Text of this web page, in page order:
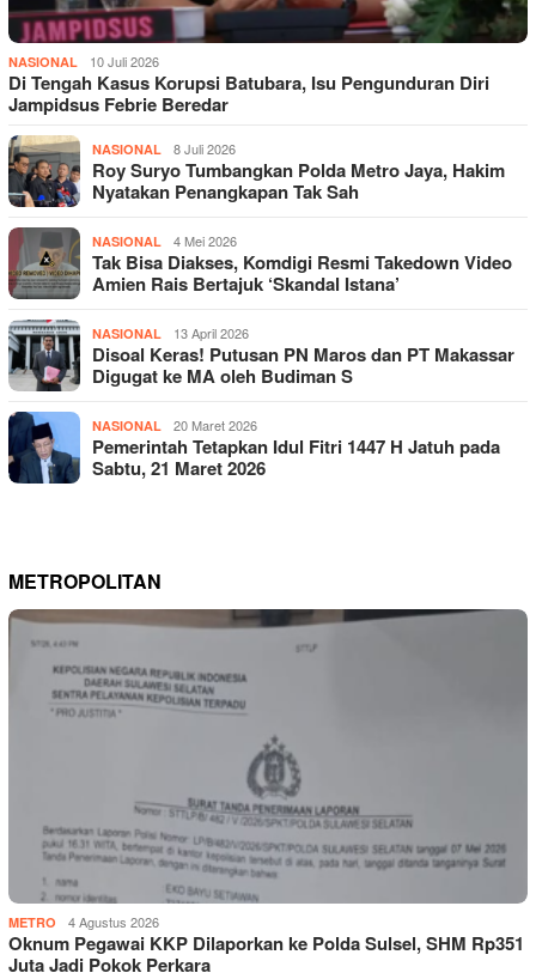
NASIONAL 10 Juli 2026
Di Tengah Kasus Korupsi Batubara, Isu Pengunduran Diri
Jampidsus Febrie Beredar
NASIONAL 8 Juli 2026
Roy Suryo Tumbangkan Polda Metro Jaya, Hakim
Nyatakan Penangkapan Tak Sah
NASIONAL 4 Mei 2026
Tak Bisa Diakses, Komdigi Resmi Takedown Video
Amien Rais Bertajuk ‘Skandal Istana’
NASIONAL 13 April 2026
Disoal Keras! Putusan PN Maros dan PT Makassar
Digugat ke MA oleh Budiman S
NASIONAL 20 Maret 2026
Pemerintah Tetapkan Idul Fitri 1447 H Jatuh pada
Sabtu, 21 Maret 2026
METROPOLITAN
METRO 4 Agustus 2026
Oknum Pegawai KKP Dilaporkan ke Polda Sulsel, SHM Rp351
Juta Jadi Pokok Perkara